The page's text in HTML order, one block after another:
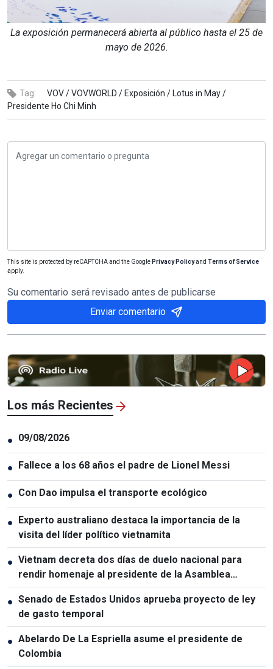
La exposición permanecerá abierta al público hasta el 25 de
mayo de 2026.
Tag: VOV /VOVWORLD / Exposición / Lotus in May /
Presidente Ho Chi Minh
This site is protected by reCAPTCHA and the Google Privacy Policyand Terms of Service
apply.
Su comentario será revisado antes de publicarse
Enviar comentario
Los más Recientes
● 09/08/2026
● Fallece a los 68 años el padre de Lionel Messi
● Con Dao impulsa el transporte ecológico
● Experto australiano destaca la importancia de la
visita del líder político vietnamita
● Vietnam decreta dos días de duelo nacional para
rendir homenaje al presidente de la Asamblea
Nacional de Laos
● Senado de Estados Unidos aprueba proyecto de ley
de gasto temporal
● Abelardo De La Espriella asume el presidente de
Colombia